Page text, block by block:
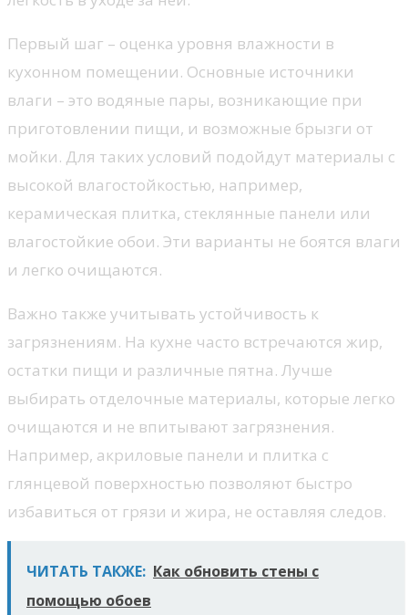
Первый шаг – оценка уровня влажности в
кухонном помещении. Основные источники
влаги – это водяные пары, возникающие при
приготовлении пищи, и возможные брызги от
мойки. Для таких условий подойдут материалы с
высокой влагостойкостью, например,
керамическая плитка, стеклянные панели или
влагостойкие обои. Эти варианты не боятся влаги
и легко очищаются.
Важно также учитывать устойчивость к
загрязнениям. На кухне часто встречаются жир,
остатки пищи и различные пятна. Лучше
выбирать отделочные материалы, которые легко
очищаются и не впитывают загрязнения.
Например, акриловые панели и плитка с
глянцевой поверхностью позволяют быстро
избавиться от грязи и жира, не оставляя следов.
ЧИТАТЬ ТАКЖЕ: Как обновить стены с
помощью обоев